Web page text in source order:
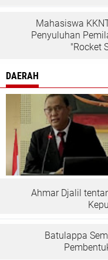
Mahasiswa
Penyuluhan
"Rocket
DAERAH
Ahmar Djalil
Batulappa